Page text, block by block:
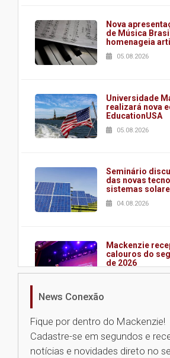
Nova
de Música
homenageia
05.08.2026
Universidade
realizará nova
EducationUSA
05.08.2026
Seminário
das novas
sistemas
04.08.2026
Mackenzie
calouros do
de 2026
Como o Colégio
Brasília prepara
estudantes para
mesmo do
News Conexão
Fique por dentro do Mackenzie!
Cadastre-se em segundos e
notícias e novidades direto no